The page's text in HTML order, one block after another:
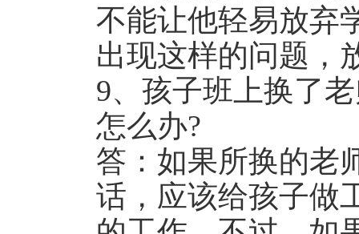
不能让他轻易放弃
出现这样的问题，
9、孩子班上换了
怎么办?
答：如果所换的老
话，应该给孩子做